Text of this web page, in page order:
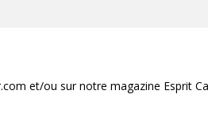
et/ou sur notre magazine Esprit